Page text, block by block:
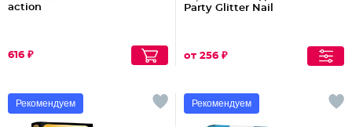
action
616 ₽
Party Glitter Nail
от 256 ₽
Рекомендуем Рекомендуем